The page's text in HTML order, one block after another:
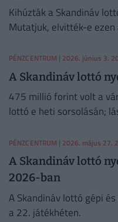
Kihúzták a Skandináv
Mutatjuk, elvitték-e
PÉNZCENTRUM | 2026. június 3.
A Skandináv lottó
475 millió forint volt a
lottó e heti sorsolásán;
PÉNZCENTRUM | 2026. május 27.
A Skandináv lottó
2026-ban
A Skandináv lottó gépi
a 22. játékhéten.